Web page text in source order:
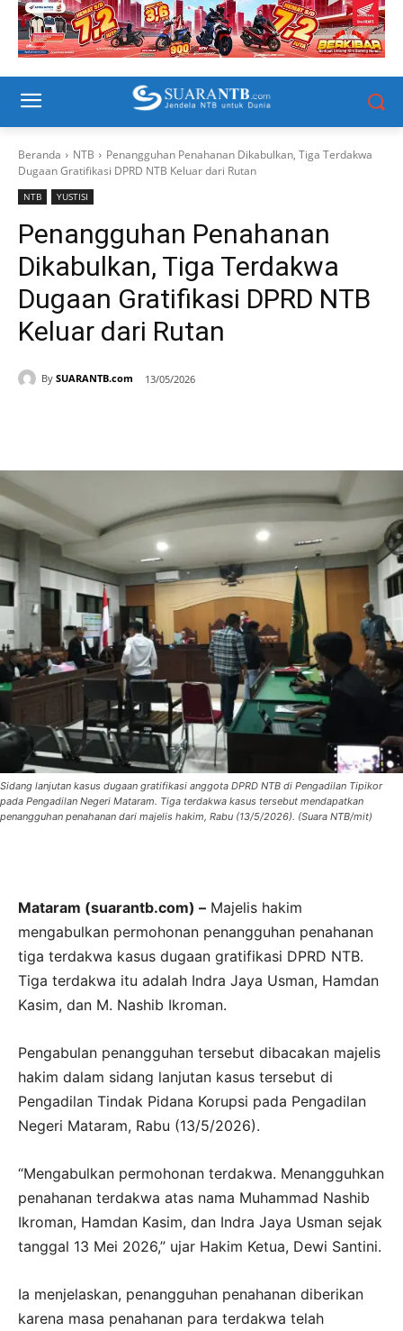
Beranda NTB
Penangguhan Penahanan Dikabulkan, Tiga Terdakwa
Dugaan Gratifikasi DPRD NTB Keluar dari Rutan
NTB YUSTISI
Penangguhan Penahanan
Dikabulkan, Tiga Terdakwa
Dugaan Gratifikasi DPRD NTB
Keluar dari Rutan
By SUARANTB.com 13/05/2026
Sidang lanjutan kasus dugaan gratifikasi anggota DPRD NTB di Pengadilan Tipikor
pada Pengadilan Negeri Mataram. Tiga terdakwa kasus tersebut mendapatkan
penangguhan penahanan dari majelis hakim, Rabu (13/5/2026). (Suara NTB/mit)
Mataram (suarantb.com) – Majelis hakim
mengabulkan permohonan penangguhan penahanan
tiga terdakwa kasus dugaan gratifikasi DPRD NTB.
Tiga terdakwa itu adalah Indra Jaya Usman, Hamdan
Kasim, dan M. Nashib Ikroman.
Pengabulan penangguhan tersebut dibacakan majelis
hakim dalam sidang lanjutan kasus tersebut di
Pengadilan Tindak Pidana Korupsi pada Pengadilan
Negeri Mataram, Rabu (13/5/2026).
“Mengabulkan permohonan terdakwa. Menangguhkan
penahanan terdakwa atas nama Muhammad Nashib
Ikroman, Hamdan Kasim, dan Indra Jaya Usman sejak
tanggal 13 Mei 2026,” ujar Hakim Ketua, Dewi Santini.
Ia menjelaskan, penangguhan penahanan diberikan
karena masa penahanan para terdakwa telah